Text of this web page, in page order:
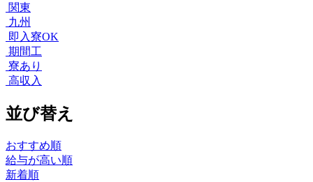
関東
九州
即入寮OK
期間工
寮あり
高収入
並び替え
おすすめ順
給与が高い順
新着順